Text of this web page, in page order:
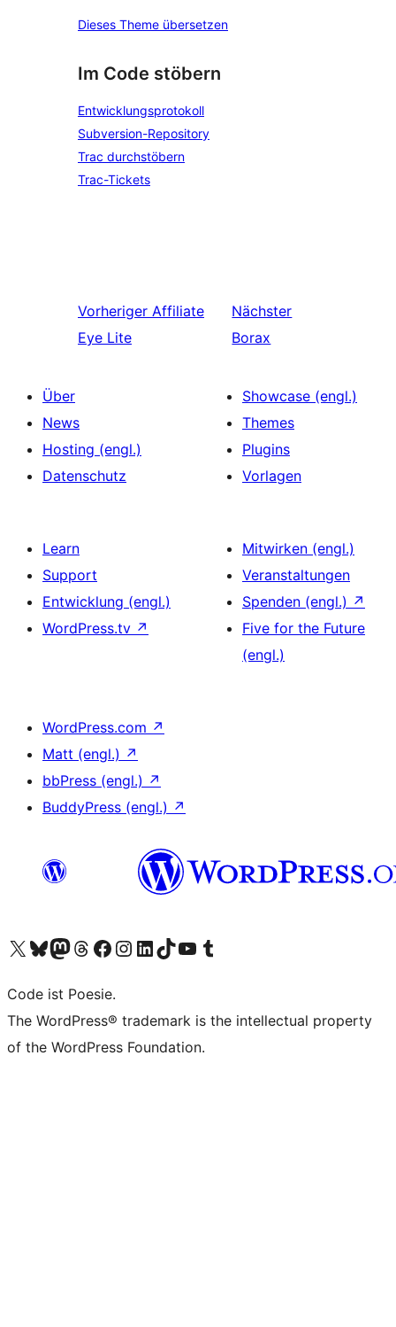
Dieses Theme übersetzen
Im Code stöbern
Entwicklungsprotokoll
Subversion-Repository
Trac durchstöbern
Trac-Tickets
Vorheriger Affiliate
Eye Lite
Nächster
Borax
Über
News
Hosting (engl.)
Datenschutz
Showcase (engl.)
Themes
Plugins
Vorlagen
Learn
Support
Entwicklung (engl.)
WordPress.tv ↗
Mitwirken (engl.)
Veranstaltungen
Spenden (engl.) ↗
Five for the Future
(engl.)
WordPress.com ↗
Matt (engl.) ↗
bbPress (engl.) ↗
BuddyPress (engl.) ↗
Unser X-Konto (früher Twitter) besuchen
Unser Bluesky-Konto besuchen
Unser Mastodon-Konto besuchen
Unser Threads-Konto besuchen
Unsere Facebook-Seite besuchen
Unser Instagram-Konto besuchen
Unser LinkedIn-Konto besuchen
Unser TikTok-Konto besuchen
Unseren YouTube-Kanal besuchen
Unser Tumblr-Konto besuchen
Code ist Poesie.
The WordPress® trademark is the intellectual property
of the WordPress Foundation.